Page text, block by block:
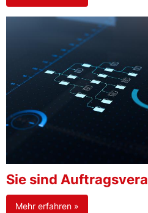
Sie sind
Mehr erfahren »